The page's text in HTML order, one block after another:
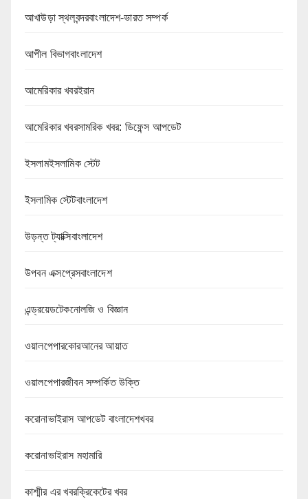
আখাউড়া স্থলবন্দরবাংলাদেশ-ভারত সম্পর্ক
আপীল বিভাগবাংলাদেশ
আমেরিকার খবরইরান
আমেরিকার খবরসামরিক খবর: ডিফেন্স আপডেট
ইসলামইসলামিক স্টেট
ইসলামিক স্টেটবাংলাদেশ
উড়ন্ত ট্যাক্সিবাংলাদেশ
উপবন এক্সপ্রেসবাংলাদেশ
এন্ড্রয়েডটেকনোলজি ও বিজ্ঞান
ওয়ালপেপারকোরআনের আয়াত
ওয়ালপেপারজীবন সম্পর্কিত উক্তি
করোনাভাইরাস আপডেট বাংলাদেশখবর
করোনাভাইরাস মহামারি
কাশ্মীর এর খবরক্রিকেটের খবর